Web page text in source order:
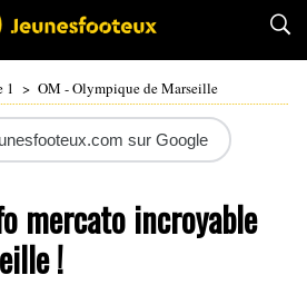
1 > OM - Olympique de Marseille
sur Google
mercato incroyable
!